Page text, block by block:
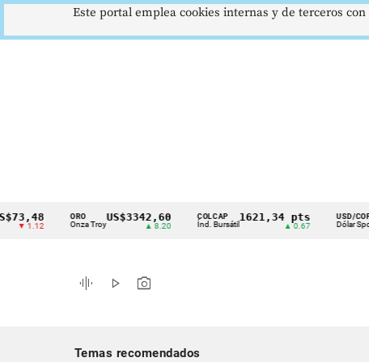
Cintillo
indicadores
económicos
ORO
Onza Troy
US$3342,60 COLCAP
Índ. Bursátil
1621,34 pts USD/COP
Dólar Spot ▲
graphic_eq play_arrow photo_camera
Temas recomendados
Este portal emplea cookies internas y de terceros